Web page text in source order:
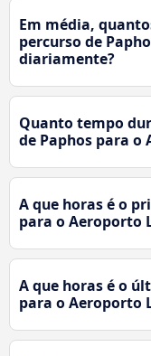
Em média,
percurso de
diariamente?
Quanto tempo
de Paphos para o
A que horas é o
para o Aeroporto
A que horas é o
para o Aeroporto